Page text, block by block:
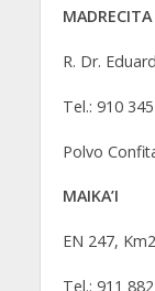
MADRECITA
R. Dr.
Tel.: 910
Polvo
MAIKA’I
EN 247,
Tel.: 911